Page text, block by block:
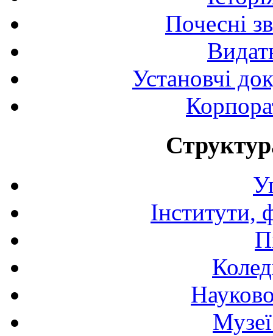
Почесні
Установчі
Інститути,